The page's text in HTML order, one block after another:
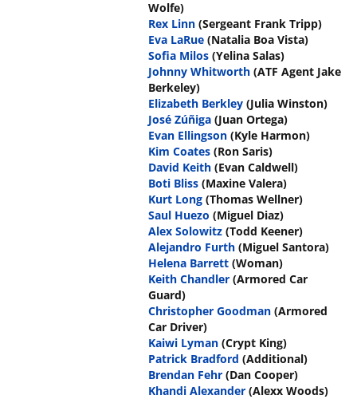
Wolfe)
Rex Linn (Sergeant Frank Tripp)
Eva LaRue (Natalia Boa Vista)
Sofia Milos (Yelina Salas)
Johnny Whitworth (ATF Agent Jake
Berkeley)
Elizabeth Berkley (Julia Winston)
José Zúñiga (Juan Ortega)
Evan Ellingson (Kyle Harmon)
Kim Coates (Ron Saris)
David Keith (Evan Caldwell)
Boti Bliss (Maxine Valera)
Kurt Long (Thomas Wellner)
Saul Huezo (Miguel Diaz)
Alex Solowitz (Todd Keener)
Alejandro Furth (Miguel Santora)
Helena Barrett (Woman)
Keith Chandler (Armored Car
Guard)
Christopher Goodman (Armored
Car Driver)
Kaiwi Lyman (Crypt King)
Patrick Bradford (Additional)
Brendan Fehr (Dan Cooper)
Khandi Alexander (Alexx Woods)